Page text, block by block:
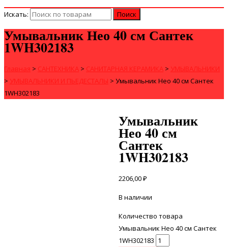
Искать:
Умывальник Нео 40 см Сантек
1WH302183
Главная > САНТЕХНИКА > САНИТАРНАЯ КЕРАМИКА > УМЫВАЛЬНИКИ
> УМЫВАЛЬНИКИ И ПЬЕДЕСТАЛЫ > Умывальник Нео 40 см Сантек
1WH302183
Умывальник
Нео 40 см
Сантек
1WH302183
2206,00₽
В наличии
Количество товара
Умывальник Нео 40 см Сантек
1WH302183